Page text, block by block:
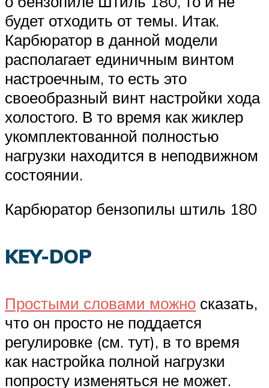
будет отходить от темы. Итак.
Карбюратор в данной модели
располагает единичным винтом
настроечным, то есть это
своеобразный винт настройки хода
холостого. В то время как жиклер
укомплектованной полностью
нагрузки находится в неподвижном
состоянии.
Карбюратор бензопилы штиль 180
KEY-DOP
Простыми словами можно сказать,
что он просто не поддается
регулировке (см. тут), в то время
как настройка полной нагрузки
попросту изменяться не может.